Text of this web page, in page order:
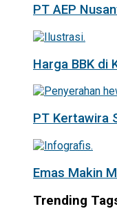
PT AEP
Harga BBK di
PT Kertawira
Emas Makin
Trending